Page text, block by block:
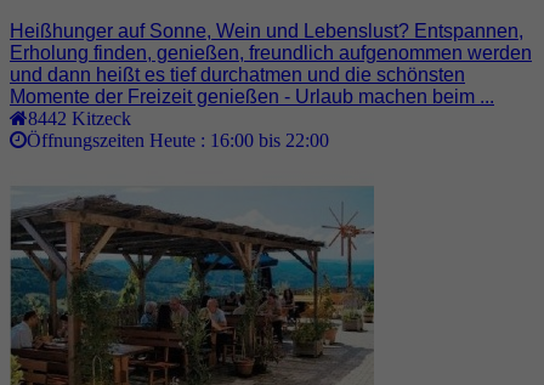
Heißhunger auf Sonne, Wein und Lebenslust? Entspannen,
Erholung finden, genießen, freundlich aufgenommen werden
und dann heißt es tief durchatmen und die schönsten
Momente der Freizeit genießen - Urlaub machen beim ...
8442 Kitzeck
Öffnungszeiten Heute : 16:00 bis 22:00